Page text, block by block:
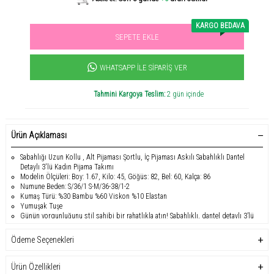
Sevilen ürün! 11.3B kişi favoriledi!
SEPETE EKLE
KARGO BEDAVA
WHATSAPP İLE SIPARIŞ VER
Tahmini Kargoya Teslim:2 gün içinde
Ürün Açıklaması
Sabahlığı Uzun Kollu , Alt Pijaması Şortlu, İç Pijaması Askılı Sabahlıklı Dantel
Detaylı 3'lü Kadın Pijama Takımı
Modelin Ölçüleri: Boy: 1.67, Kilo: 45, Göğüs: 82, Bel: 60, Kalça: 86
Numune Beden: S/36/1 S-M/36-38/1-2
Kumaş Türü: %30 Bambu %60 Viskon %10 Elastan
Yumuşak Tuşe
Günün yorgunluğunu stil sahibi bir rahatlıkla atın! Sabahlıklı, dantel detaylı 3’lü
dokunuş katıyor. Kaliteli kumaşı sayesinde gün boyu konfor sunarken, feminen
detaylarıyla tarzınızı öne çıkarıyor.
Ürün Özellikleri:
Ödeme Seçenekleri
Ürün Özellikleri